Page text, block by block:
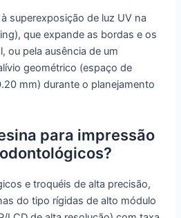
superexposição de luz UV na
que expande as bordas e os
ou pela ausência de um
geométrico (espaço de
mm) durante o planejamento
para impressão
e troquéis de alta precisão,
do tipo rígidas de alto módulo